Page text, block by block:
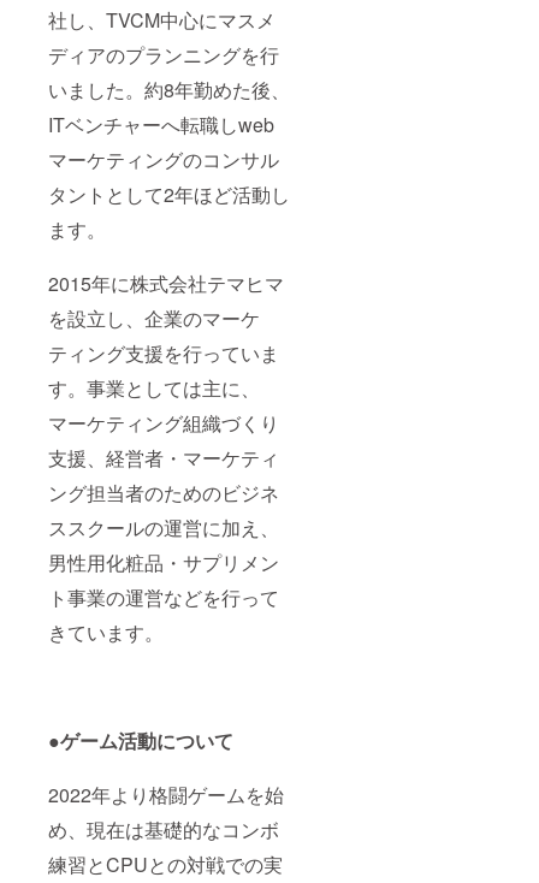
社し、TVCM中心にマスメ
ディアのプランニングを行
いました。約8年勤めた後、
ITベンチャーへ転職しweb
マーケティングのコンサル
タントとして2年ほど活動し
ます。
2015年に株式会社テマヒマ
を設立し、企業のマーケ
ティング支援を行っていま
す。事業としては主に、
マーケティング組織づくり
支援、経営者・マーケティ
ング担当者のためのビジネ
ススクールの運営に加え、
男性用化粧品・サプリメン
ト事業の運営などを行って
きています。
●ゲーム活動について
2022年より格闘ゲームを始
め、現在は基礎的なコンボ
練習とCPUとの対戦での実